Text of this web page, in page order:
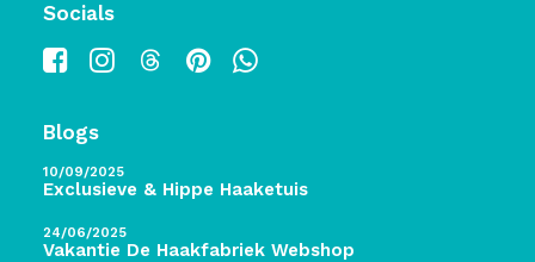
Socials
Blogs
10/09/2025
Exclusieve & Hippe Haaketuis
24/06/2025
Vakantie De Haakfabriek Webshop